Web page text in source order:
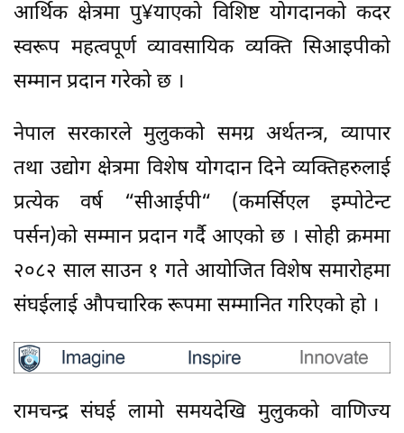
आर्थिक क्षेत्रमा पु¥याएको विशिष्ट योगदानको कदर
स्वरूप महत्वपूर्ण व्यावसायिक व्यक्ति सिआइपीको
सम्मान प्रदान गरेको छ ।
नेपाल सरकारले मुलुकको समग्र अर्थतन्त्र, व्यापार
तथा उद्योग क्षेत्रमा विशेष योगदान दिने व्यक्तिहरुलाई
प्रत्येक वर्ष “सीआईपी“ (कमर्सिएल इम्पोटेन्ट
पर्सन)को सम्मान प्रदान गर्दै आएको छ । सोही क्रममा
२०८२ साल साउन १ गते आयोजित विशेष समारोहमा
संघईलाई औपचारिक रूपमा सम्मानित गरिएको हो ।
रामचन्द्र संघई लामो समयदेखि मुलुकको वाणिज्य